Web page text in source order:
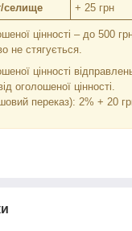
селище + 25 грн
цінності – до 500
не стягується.
цінності
оголошеної цінності.
переказ): 2% + 20